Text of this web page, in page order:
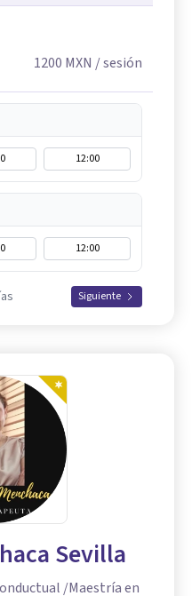
1200 MXN / sesión
12:00
12:00
Siguiente
Sevilla
/Maestría en